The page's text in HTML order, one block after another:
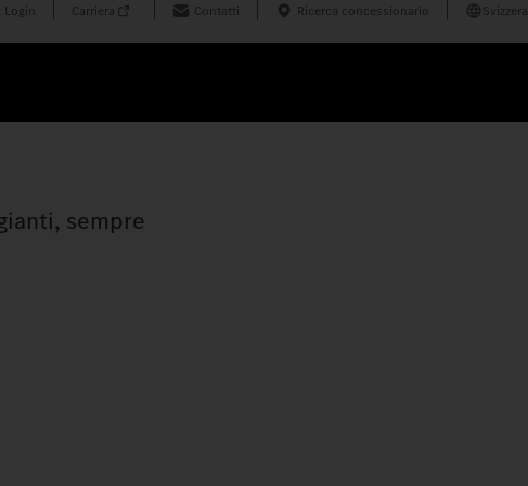
Carriera Contatti Ricerca concessionario Svizzera
sempre